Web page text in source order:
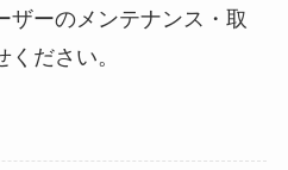
ザーのメンテナンス・取
ださい。